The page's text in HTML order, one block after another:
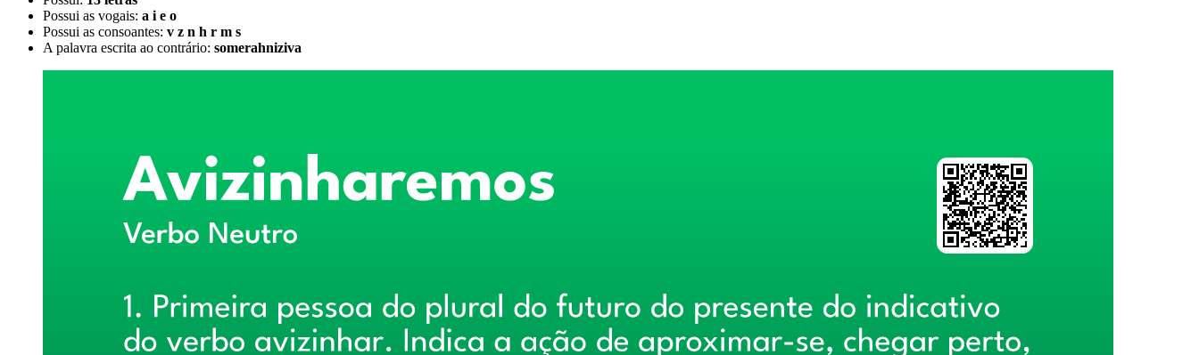
Possui as vogais: a i e o
Possui as consoantes: v z n h r m s
A palavra escrita ao contrário: somerahniziva